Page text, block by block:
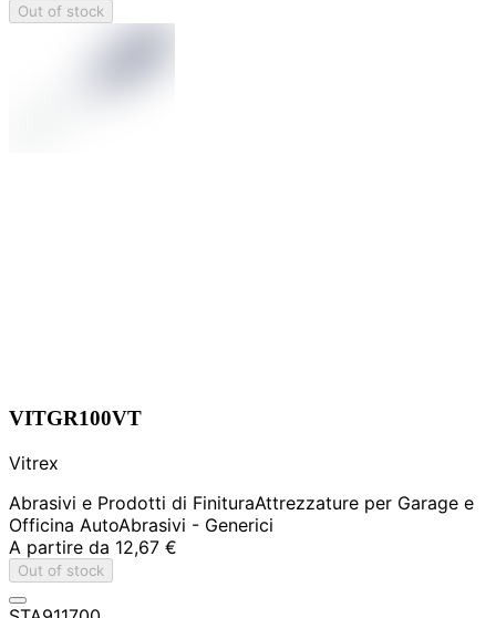
Out of stock
VITGR100VT
Vitrex
Abrasivi e Prodotti di FinituraAttrezzature per Garage e
Officina AutoAbrasivi - Generici
A partire da 12,67 €
Out of stock